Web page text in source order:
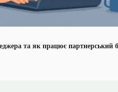
та як працює партнерський